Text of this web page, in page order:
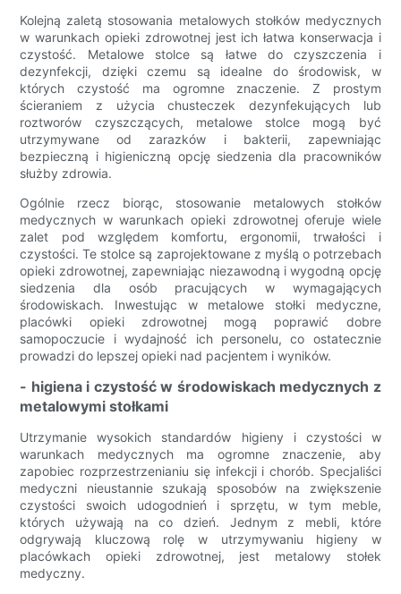
Kolejną zaletą stosowania metalowych stołków medycznych
w warunkach opieki zdrowotnej jest ich łatwa konserwacja i
czystość. Metalowe stolce są łatwe do czyszczenia i
dezynfekcji, dzięki czemu są idealne do środowisk, w
których czystość ma ogromne znaczenie. Z prostym
ścieraniem z użycia chusteczek dezynfekujących lub
roztworów czyszczących, metalowe stolce mogą być
utrzymywane od zarazków i bakterii, zapewniając
bezpieczną i higieniczną opcję siedzenia dla pracowników
służby zdrowia.
Ogólnie rzecz biorąc, stosowanie metalowych stołków
medycznych w warunkach opieki zdrowotnej oferuje wiele
zalet pod względem komfortu, ergonomii, trwałości i
czystości. Te stolce są zaprojektowane z myślą o potrzebach
opieki zdrowotnej, zapewniając niezawodną i wygodną opcję
siedzenia dla osób pracujących w wymagających
środowiskach. Inwestując w metalowe stołki medyczne,
placówki opieki zdrowotnej mogą poprawić dobre
samopoczucie i wydajność ich personelu, co ostatecznie
prowadzi do lepszej opieki nad pacjentem i wyników.
- higiena i czystość w środowiskach medycznych z
metalowymi stołkami
Utrzymanie wysokich standardów higieny i czystości w
warunkach medycznych ma ogromne znaczenie, aby
zapobiec rozprzestrzenianiu się infekcji i chorób. Specjaliści
medyczni nieustannie szukają sposobów na zwiększenie
czystości swoich udogodnień i sprzętu, w tym meble,
których używają na co dzień. Jednym z mebli, które
odgrywają kluczową rolę w utrzymywaniu higieny w
placówkach opieki zdrowotnej, jest metalowy stołek
medyczny.